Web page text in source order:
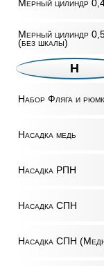
Мерный цилиндр
Мерный цилиндр
(без шкалы)
Н
Набор Фляга и
Насадка медь
Насадка РПН
Насадка СПН
Насадка СПН